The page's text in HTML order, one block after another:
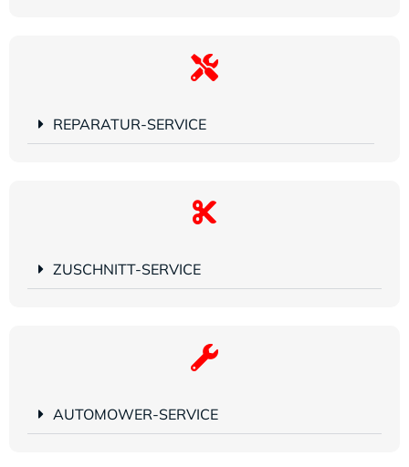
REPARATUR-SERVICE
ZUSCHNITT-SERVICE
AUTOMOWER-SERVICE